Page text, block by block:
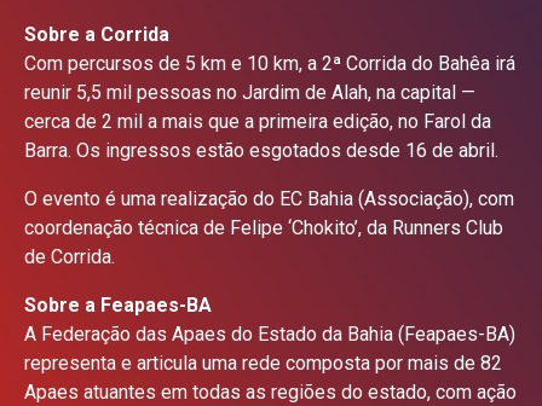
Sobre a Corrida
Com percursos de 5 km e 10 km, a 2ª Corrida do Bahêa irá
reunir 5,5 mil pessoas no Jardim de Alah, na capital —
cerca de 2 mil a mais que a primeira edição, no Farol da
Barra. Os ingressos estão esgotados desde 16 de abril.
O evento é uma realização do EC Bahia (Associação), com
coordenação técnica de Felipe ‘Chokito’, da Runners Club
de Corrida.
Sobre a Feapaes-BA
A Federação das Apaes do Estado da Bahia (Feapaes-BA)
representa e articula uma rede composta por mais de 82
Apaes atuantes em todas as regiões do estado, com ação